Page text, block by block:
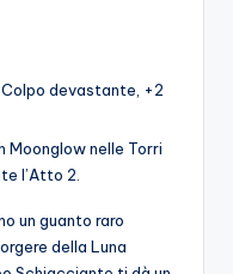
Colpo devastante, +2
Moonglow nelle Torri
l’Atto 2.
un guanto raro
della Luna